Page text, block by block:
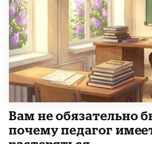
​Вам не обязательно
почему педагог